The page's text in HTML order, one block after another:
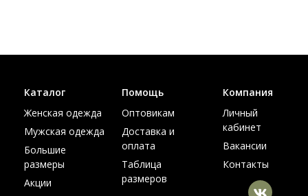
Каталог
Женская одежда
Мужская одежда
Большие
размеры
Акции
Помощь
Оптовикам
Доставка и
оплата
Таблица
размеров
Компания
Личный
кабинет
Вакансии
Контакты